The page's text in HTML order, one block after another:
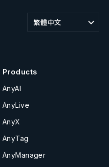
繁體中文
Products
AnyAI
AnyLive
AnyX
AnyTag
AnyManager